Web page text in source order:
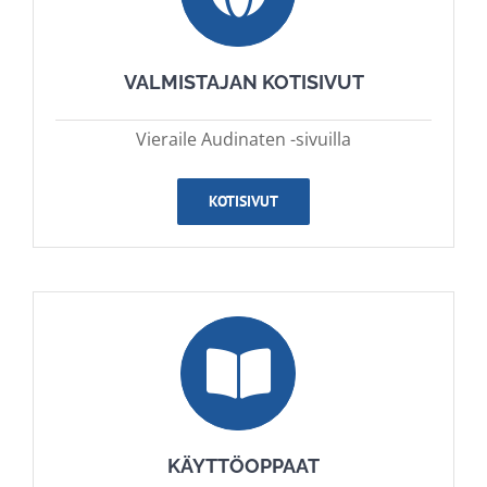
VALMISTAJAN KOTISIVUT
Vieraile Audinaten -sivuilla
KOTISIVUT
KÄYTTÖOPPAAT